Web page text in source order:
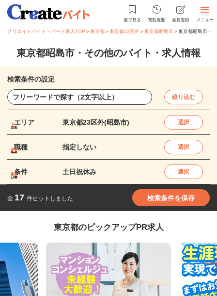
後で見る 閲覧履歴 会員登録 メニュー
クリエイトバイト・パート求人TOP ＞東京都＞東京都23区外＞東京都昭島市＞東京都昭島市・
東京都昭島市・その他のバイト・求人情報
検索条件の設定
絞り込む
エリア 東京都23区外(昭島市) 選択
職種 指定しない 選択
条件 土日祝休み 選択
全 17 件ヒットしました 検索条件を保存
東京都のピックアップPR求人